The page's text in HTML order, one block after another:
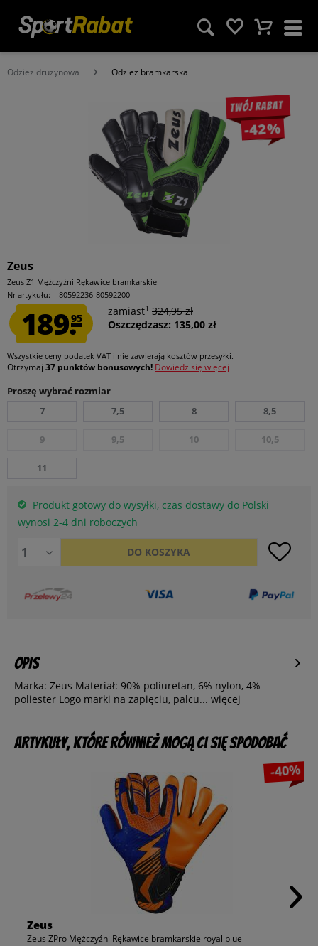
Odzież drużynowa Odzież bramkarska
Twój rabat
-42%
Zeus
Zeus Z1 Mężczyźni Rękawice bramkarskie
Nr artykułu:
80592236-80592200
189.95
zamiast1 324,95 zł
Oszczędzasz: 135,00 zł
Wszystkie ceny podatek VAT i nie zawierają kosztów przesyłki.
Otrzymaj 37 punktów bonusowych! Dowiedz się więcej
Proszę wybrać rozmiar
7
7,5 8 8,5
9 9,5 10 10,5
11
Produkt gotowy do wysyłki, czas dostawy do Polski
wynosi 2-4 dni roboczych
DO KOSZYKA
Opis
Marka: Zeus Materiał: 90% poliuretan, 6% nylon, 4%
poliester Logo marki na zapięciu, palcu... więcej
Artykuły, które również mogą Ci się spodobać
-40%
Zeus
Zeus ZPro Mężczyźni Rękawice bramkarskie royal blue